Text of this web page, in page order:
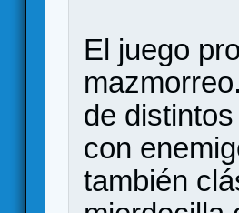
El juego
de
con
también